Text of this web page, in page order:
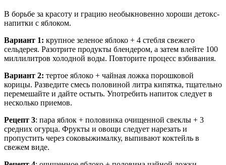
В борьбе за красоту и грацию необыкновенно хороши детокс-
напитки с яблоком.
Вариант 1: крупное зеленое яблоко + 4 стебля свежего
сельдерея. Разотрите продукты блендером, а затем влейте 100
миллилитров холодной воды. Повторите процесс взбивания.
Вариант 2: тертое яблоко + чайная ложка порошковой
корицы. Разведите смесь половиной литра кипятка, тщательно
перемешайте и дайте остыть. Употребить напиток следует в
несколько приемов.
Рецепт 3: пара яблок + половинка очищенной свеклы + 3
средних огурца. Фрукты и овощи следует нарезать и
пропустить через соковыжималку, выпивают коктейль в
свежем виде.